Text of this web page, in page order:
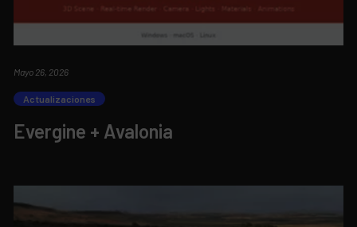
Mayo 26, 2026
Actualizaciones
Evergine + Avalonia